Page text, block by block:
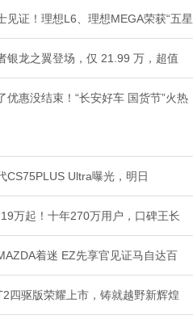
见证！理想L6、理想MEGA荣获“五星
银龙之翼登场，仅 21.99 万，超值
优惠没结束！“长安好车 国货节”火热
CS75PLUS Ultra曝光，明日
万起！十年270万用户，口碑王长
着迷 EZ先享官见证马自达百
四驱版荣耀上市，铸就越野新辉煌